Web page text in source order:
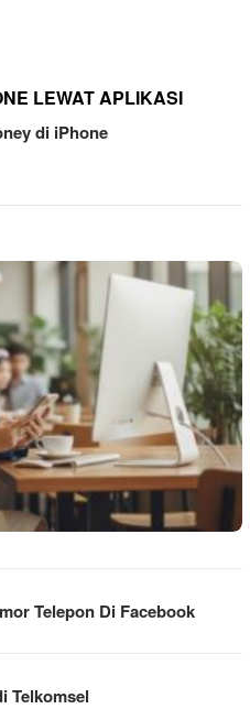
LEWAT APLIKASI
di iPhone
Telepon Di Facebook
Telkomsel